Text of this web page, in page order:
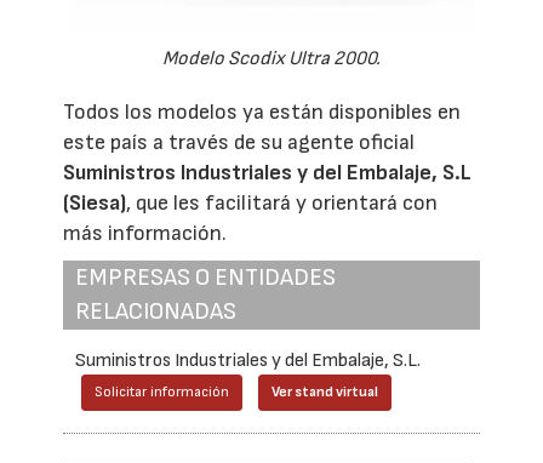
Modelo Scodix Ultra 2000.
Todos los modelos ya están disponibles en
este país a través de su agente oficial
Suministros Industriales y del Embalaje, S.L
(Siesa), que les facilitará y orientará con
más información.
EMPRESAS O ENTIDADES
RELACIONADAS
Suministros Industriales y del Embalaje, S.L.
Solicitar información Ver stand virtual